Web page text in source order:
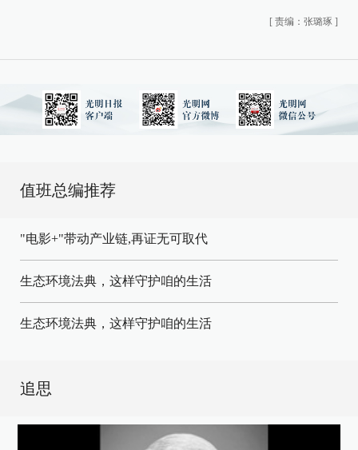
[ 责编：张璐琢 ]
值班总编推荐
"电影+"带动产业链,再证无可取代
生态环境法典，这样守护咱的生活
生态环境法典，这样守护咱的生活
追思